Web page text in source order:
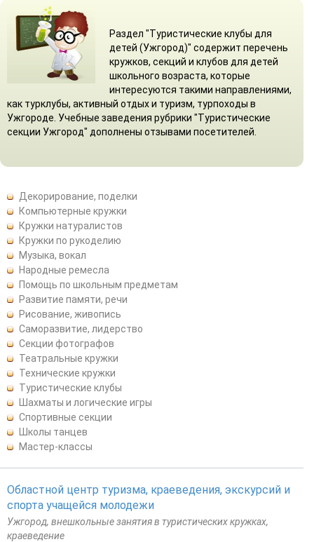
Раздел "Туристические клубы для
детей (Ужгород)" содержит перечень
кружков, секций и клубов для детей
школьного возраста, которые
интересуются такими направлениями,
как турклубы, активный отдых и туризм, турпоходы в
Ужгороде. Учебные заведения рубрики "Туристические
секции Ужгород" дополнены отзывами посетителей.
Декорирование, поделки
Компьютерные кружки
Кружки натуралистов
Кружки по рукоделию
Музыка, вокал
Народные ремесла
Помощь по школьным предметам
Развитие памяти, речи
Рисование, живопись
Саморазвитие, лидерство
Секции фотографов
Театральные кружки
Технические кружки
Туристические клубы
Шахматы и логические игры
Спортивные секции
Школы танцев
Мастер-классы
Областной центр туризма, краеведения, экскурсий и
спорта учащейся молодежи
Ужгород, внешкольные занятия в туристических кружках,
краеведение